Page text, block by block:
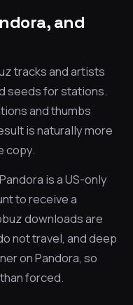
and
tracks and artists
seeds for stations.
and thumbs
is naturally more
copy.
is a US-only
to receive a
downloads are
not travel, and deep
on Pandora, so
forced.